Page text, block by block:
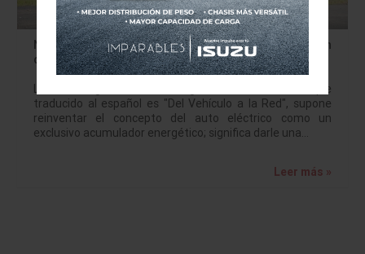
Nissan muestra cómo sus vehículos eléctricos pueden
dar y recibir energía de los hogares y edificios
La tecnología V2G, del inglés Vehicle-To-Grid, que
traducido al español es "Del Vehículo a la Red", supone
reinventar el concepto del auto eléctrico como un
exclusivo acumulador energético; significa darle una…
Leer más »